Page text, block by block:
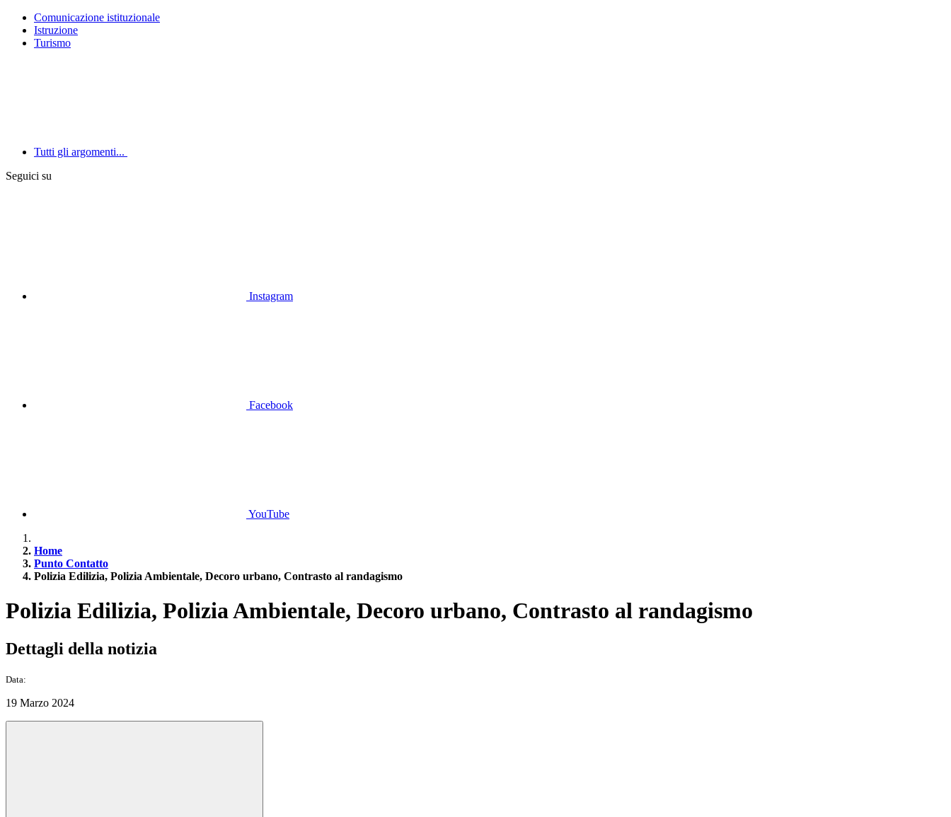
Comunicazione istituzionale
Istruzione
Turismo
Tutti gli argomenti...
Seguici su
Instagram
Facebook
YouTube
Home
Punto Contatto
Polizia Edilizia, Polizia Ambientale, Decoro urbano, Contrasto al randagismo
Polizia Edilizia, Polizia Ambientale, Decoro urbano, Contrasto al randagismo
Dettagli della notizia
Data:
19 Marzo 2024